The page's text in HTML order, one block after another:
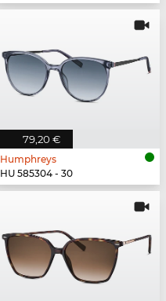
79,20 €
Humphreys
HU 585304 - 30